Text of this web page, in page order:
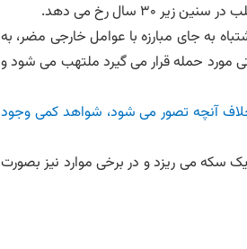
30 سال رخ می دهد.
به جای مبارزه با عوامل خارجی مضر، به
مورد حمله قرار می گیرد ملتهب می شود و
آنچه تصور می شود، شواهد کمی وجود
سکه می ریزد و در برخی موارد نیز بصورت